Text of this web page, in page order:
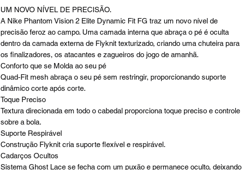
UM NOVO NÍVEL DE PRECISÃO.
A Nike Phantom Vision 2 Elite Dynamic Fit FG traz um novo nível de
precisão feroz ao campo. Uma camada interna que abraça o pé é oculta
dentro da camada externa de Flyknit texturizado, criando uma chuteira para
os finalizadores, os atacantes e zagueiros do jogo de amanhã.
Conforto que se Molda ao seu pé
Quad-Fit mesh abraça o seu pé sem restringir, proporcionando suporte
dinâmico corte após corte.
Toque Preciso
Textura direcionada em todo o cabedal proporciona toque preciso e controle
sobre a bola.
Suporte Respirável
Construção Flyknit cria suporte flexível e respirável.
Cadarços Ocultos
Sistema Ghost Lace se fecha com um puxão e permanece oculto, deixando